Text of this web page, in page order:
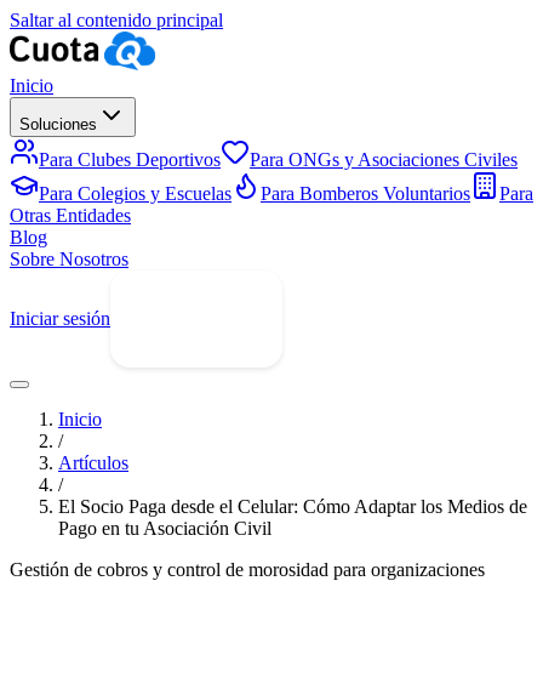
Saltar al contenido principal
Inicio
Soluciones
Para Clubes Deportivos
Para ONGs y Asociaciones Civiles
Para Colegios y Escuelas
Para Bomberos Voluntarios
Para
Otras Entidades
Blog
Sobre Nosotros
Iniciar sesión
Inicio
/
Artículos
/
El Socio Paga desde el Celular: Cómo Adaptar los Medios de
Pago en tu Asociación Civil
Gestión de cobros y control de morosidad para organizaciones